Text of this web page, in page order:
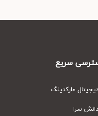
سریع
مارکتینگ
سرا